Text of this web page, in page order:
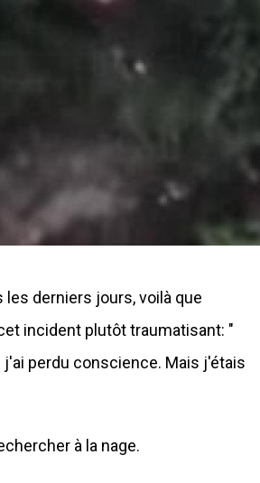
derniers jours, voilà que
incident plutôt traumatisant: "
perdu conscience. Mais j'étais
à la nage.